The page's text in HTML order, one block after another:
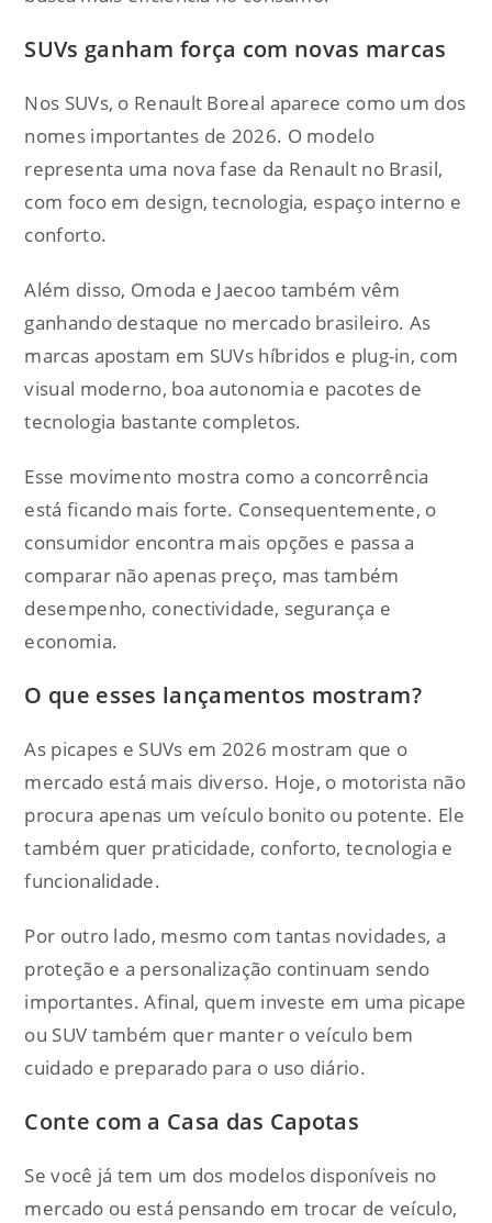
SUVs ganham força com novas marcas
Nos SUVs, o Renault Boreal aparece como um dos
nomes importantes de 2026. O modelo
representa uma nova fase da Renault no Brasil,
com foco em design, tecnologia, espaço interno e
conforto.
Além disso, Omoda e Jaecoo também vêm
ganhando destaque no mercado brasileiro. As
marcas apostam em SUVs híbridos e plug-in, com
visual moderno, boa autonomia e pacotes de
tecnologia bastante completos.
Esse movimento mostra como a concorrência
está ficando mais forte. Consequentemente, o
consumidor encontra mais opções e passa a
comparar não apenas preço, mas também
desempenho, conectividade, segurança e
economia.
O que esses lançamentos mostram?
As picapes e SUVs em 2026 mostram que o
mercado está mais diverso. Hoje, o motorista não
procura apenas um veículo bonito ou potente. Ele
também quer praticidade, conforto, tecnologia e
funcionalidade.
Por outro lado, mesmo com tantas novidades, a
proteção e a personalização continuam sendo
importantes. Afinal, quem investe em uma picape
ou SUV também quer manter o veículo bem
cuidado e preparado para o uso diário.
Conte com a Casa das Capotas
Se você já tem um dos modelos disponíveis no
mercado ou está pensando em trocar de veículo,